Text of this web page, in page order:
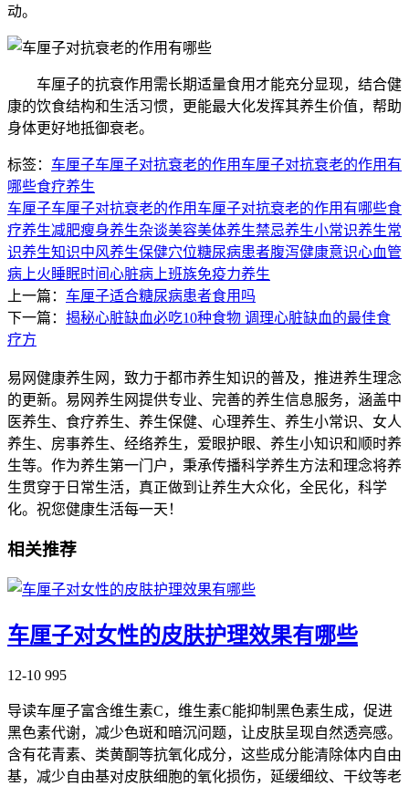
动。
车厘子的抗衰作用需长期适量食用才能充分显现，结合健
康的饮食结构和生活习惯，更能最大化发挥其养生价值，帮助
身体更好地抵御衰老。
标签： 车厘子车厘子对抗衰老的作用 车厘子对抗衰老的作用有
哪些食疗养生
车厘子车厘子对抗衰老的作用 车厘子对抗衰老的作用有哪些食
疗养生减肥瘦身养生杂谈美容美体养生禁忌养生小常识养生常
识养生知识中风养生保健穴位糖尿病患者腹泻健康意识心血管
病 上火睡眠时间心脏病 上班族免疫力养生
上一篇： 车厘子适合糖尿病患者食用吗
下一篇： 揭秘心脏缺血必吃10种食物 调理心脏缺血的最佳食
疗方
易网健康养生网，致力于都市养生知识的普及，推进养生理念
的更新。易网养生网提供专业、完善的养生信息服务，涵盖中
医养生、食疗养生、养生保健、心理养生、养生小常识、女人
养生、房事养生、经络养生，爱眼护眼、养生小知识和顺时养
生等。作为养生第一门户，秉承传播科学养生方法和理念将养
生贯穿于日常生活，真正做到让养生大众化，全民化，科学
化。祝您健康生活每一天！
相关推荐
车厘子对女性的皮肤护理效果有哪些
12-10 995
导读车厘子富含维生素C，维生素C能抑制黑色素生成，促进
黑色素代谢，减少色斑和暗沉问题，让皮肤呈现自然透亮感。
含有花青素、类黄酮等抗氧化成分，这些成分能清除体内自由
基，减少自由基对皮肤细胞的氧化损伤，延缓细纹、干纹等老